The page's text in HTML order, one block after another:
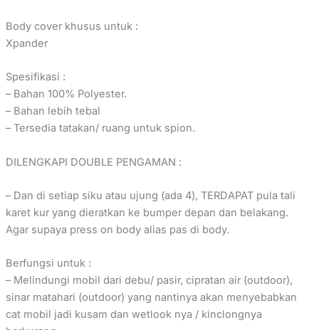
Body cover khusus untuk :
Xpander
Spesifikasi :
– Bahan 100% Polyester.
– Bahan lebih tebal
– Tersedia tatakan/ ruang untuk spion.
DILENGKAPI DOUBLE PENGAMAN :
– Dan di setiap siku atau ujung (ada 4), TERDAPAT pula tali
karet kur yang dieratkan ke bumper depan dan belakang.
Agar supaya press on body alias pas di body.
Berfungsi untuk :
– Melindungi mobil dari debu/ pasir, cipratan air (outdoor),
sinar matahari (outdoor) yang nantinya akan menyebabkan
cat mobil jadi kusam dan wetlook nya / kinclongnya